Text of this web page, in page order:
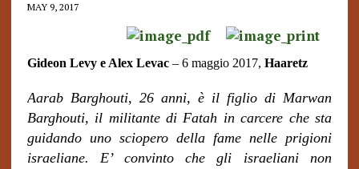
MAY 9, 2017
Gideon Levy e Alex Levac– 6 maggio 2017, Haaretz
Aarab Barghouti, 26 anni, è il figlio di Marwan
Barghouti, il militante di Fatah in carcere che sta
guidando uno sciopero della fame nelle prigioni
israeliane. E’ convinto che gli israeliani non